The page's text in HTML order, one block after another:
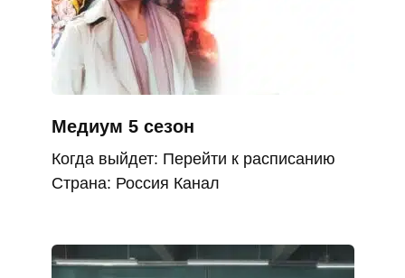
Медиум 5 сезон
Когда выйдет: Перейти к расписанию
Страна: Россия Канал